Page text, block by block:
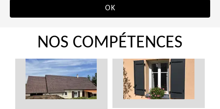
NOS COMPÉTENCES